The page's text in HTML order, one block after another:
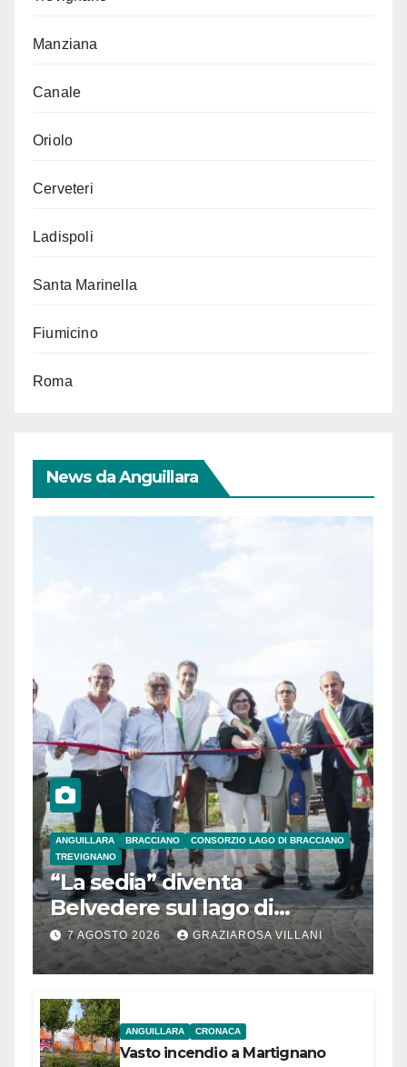
Manziana
Canale
Oriolo
Cerveteri
Ladispoli
Santa Marinella
Fiumicino
Roma
News da Anguillara
ANGUILLARA BRACCIANO
CONSORZIO LAGO DI BRACCIANO
TREVIGNANO
“La sedia” diventa
Belvedere sul lago di
Bracciano: ieri
l’inaugurazione
7 AGOSTO 2026 GRAZIAROSA VILLANI
ANGUILLARA CRONACA
Vasto incendio a Martignano